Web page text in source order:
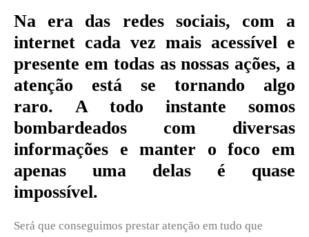
Na era das redes sociais, com a
internet cada vez mais acessível e
presente em todas as nossas ações, a
atenção está se tornando algo
raro. A todo instante somos
bombardeados com diversas
informações e manter o foco em
apenas uma delas é quase
impossível.
Será que conseguimos prestar atenção em tudo que